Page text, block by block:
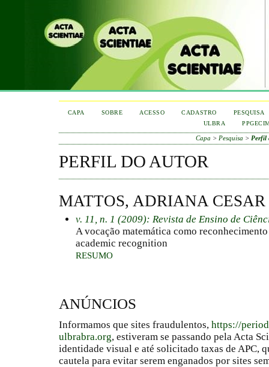
CAPA SOBRE ACESSO CADASTRO
PESQUISA
ULBRA
Capa > Pesquisa > Perfil
PERFIL DO AUTOR
MATTOS, ADRIANA CESAR
v. 11, n. 1 (2009): Revista de Ensino de
A vocação matemática como
academic recognition
RESUMO
ANÚNCIOS
Informamos que sites fraudulentos, https://
ulbrabra.org, estiveram se passando pela Acta
identidade visual e até solicitado taxas de APC,
cautela para evitar serem enganados por sites